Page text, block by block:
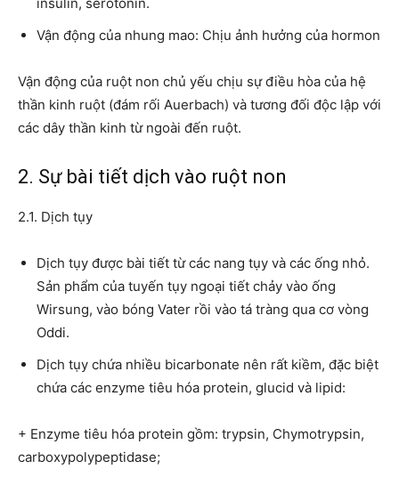
Vận động của nhung mao: Chịu ảnh hưởng của hormon
Vận động của ruột non chủ yếu chịu sự điều hòa của hệ
thần kinh ruột (đám rối Auerbach) và tương đối độc lập với
các dây thần kinh từ ngoài đến ruột.
2. Sự bài tiết dịch vào ruột non
2.1. Dịch tụy
Dịch tụy được bài tiết từ các nang tụy và các ống nhỏ.
Sản phẩm của tuyến tụy ngoại tiết chảy vào ống
Wirsung, vào bóng Vater rồi vào tá tràng qua cơ vòng
Oddi.
Dịch tụy chứa nhiều bicarbonate nên rất kiềm, đặc biệt
chứa các enzyme tiêu hóa protein, glucid và lipid:
+ Enzyme tiêu hóa protein gồm: trypsin, Chymotrypsin,
carboxypolypeptidase;